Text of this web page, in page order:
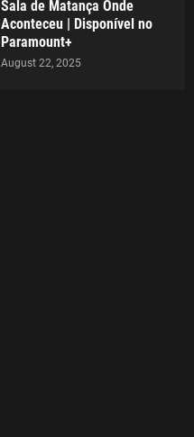
Sala de Matança Onde
Aconteceu | Disponível no
Paramount+
August 22, 2025